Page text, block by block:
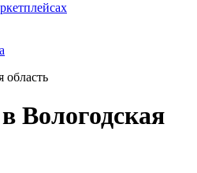
область
Вологодская